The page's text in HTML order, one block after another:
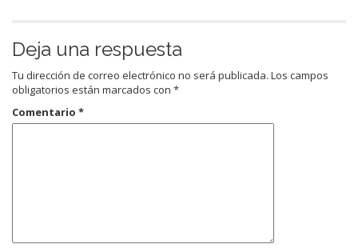
Deja una respuesta
Tu dirección de correo electrónico no será publicada. Los campos
obligatorios están marcados con *
Comentario *